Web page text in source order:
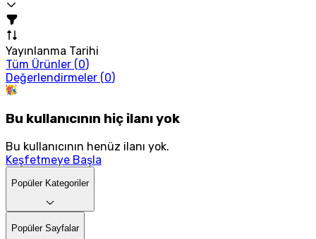
Yayınlanma Tarihi
Tüm Ürünler (0)
Değerlendirmeler (0)
Bu kullanıcının hiç ilanı yok
Bu kullanıcının henüz ilanı yok.
Keşfetmeye Başla
Popüler Kategoriler
Popüler Sayfalar